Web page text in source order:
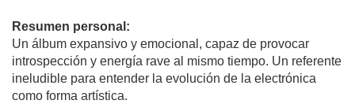
Resumen personal:
Un álbum expansivo y emocional, capaz de provocar
introspección y energía rave al mismo tiempo. Un referente
ineludible para entender la evolución de la electrónica
como forma artística.